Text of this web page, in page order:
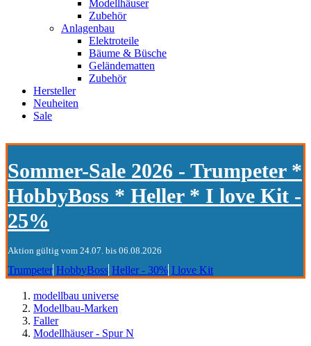
Modellhäuser
Zubehör
Anlagenbau
Elektroteile
Bäume & Büsche
Geländematten
Zubehör
Hersteller
Neuheiten
Sale
Sommer-Sale 2026 - Trumpeter *
HobbyBoss * Heller * I love Kit -
25%
Aktion gültig vom 24.07. bis 06.08.2026
Trumpeter HobbyBoss Heller - 30% I love Kit
modellbau universe
Modellbau-Marken
Faller
Modellhäuser - Spur N